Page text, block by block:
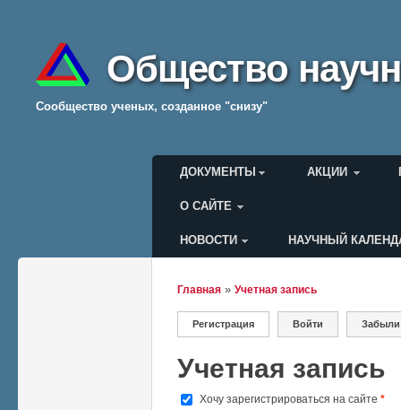
Общество
Cообщество ученых, созданное "снизу"
Главное меню
ДОКУМЕНТЫ АКЦИИ
О САЙТЕ
Меню пользователя
НОВОСТИ НАУЧНЫЙ
Вы здесь
Главная » Учетная запись
Главные вкладки
Регистрация (активная вкладка)
Войти
Учетная запись
Хочу зарегистрироваться на сайте *